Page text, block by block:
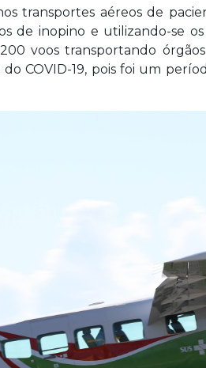
transportes aéreos de
de inopino e utilizando-se
voos transportando
COVID-19, pois foi um